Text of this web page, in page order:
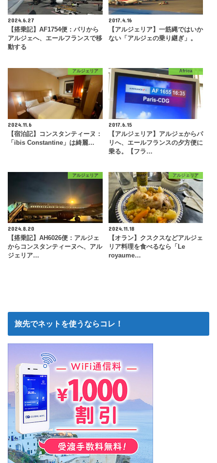
2024.6.27
【搭乗記】AF1754便：パリから
アルジェへ、エールフランスで移
動する
2017.4.16
【アルジェリア】一筋縄ではいか
ない「アルジェの乗り継ぎ」。
アルジェリア
2024.11.6
【宿泊記】コンスタンティーヌ：
「ibis Constantine」は綺麗…
Africa
2017.6.15
【アルジェリア】アルジェからパ
リへ、エールフランスの夕方便に
乗る。【フラ…
アルジェリア
2024.8.20
【搭乗記】AH6026便：アルジェ
からコンスタンティーヌへ、アル
ジェリア…
アルジェリア
2024.11.18
【オラン】クスクスなどアルジェ
リア料理を食べるなら「Le
royaume…
旅先でネットを使うならコレ！